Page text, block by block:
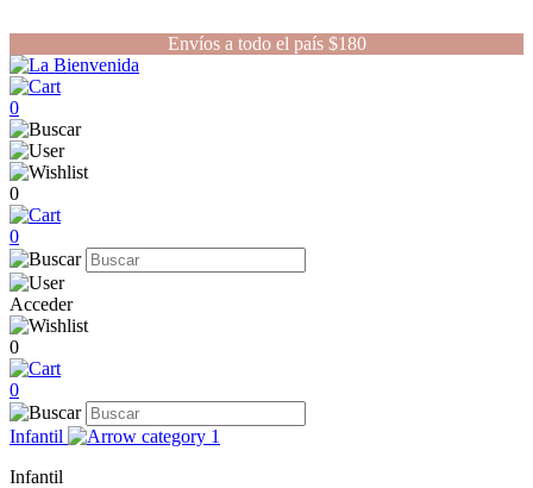
Envíos a todo el país $180
0
0
0
Acceder
0
0
Infantil
Infantil